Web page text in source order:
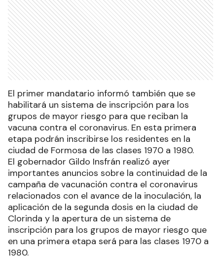
El primer mandatario informó también que se
habilitará un sistema de inscripción para los
grupos de mayor riesgo para que reciban la
vacuna contra el coronavirus. En esta primera
etapa podrán inscribirse los residentes en la
ciudad de Formosa de las clases 1970 a 1980.
El gobernador Gildo Insfrán realizó ayer
importantes anuncios sobre la continuidad de la
campaña de vacunación contra el coronavirus
relacionados con el avance de la inoculación, la
aplicación de la segunda dosis en la ciudad de
Clorinda y la apertura de un sistema de
inscripción para los grupos de mayor riesgo que
en una primera etapa será para las clases 1970 a
1980.